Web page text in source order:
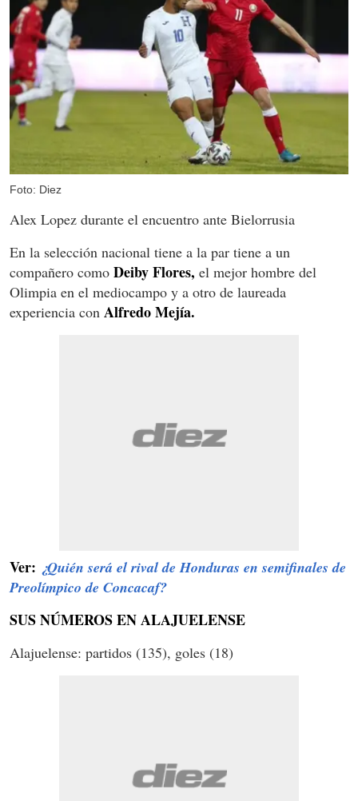
Foto: Diez
Alex Lopez durante el encuentro ante Bielorrusia
En la selección nacional tiene a la par tiene a un
compañero como Deiby Flores, el mejor hombre del
Olimpia en el mediocampo y a otro de laureada
experiencia con Alfredo Mejía.
Ver: ¿Quién será el rival de Honduras en semifinales de
Preolímpico de Concacaf?
SUS NÚMEROS EN ALAJUELENSE
Alajuelense: partidos (135), goles (18)